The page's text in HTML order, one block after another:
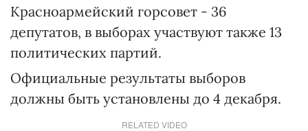
Красноармейский горсовет - 36
депутатов, в выборах участвуют также 13
политических партий.
Официальные результаты выборов
должны быть установлены до 4 декабря.
RELATED VIDEO